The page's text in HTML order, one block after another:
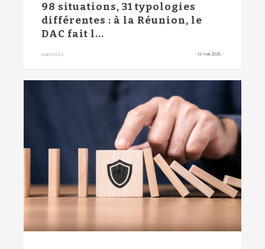
98 situations, 31 typologies
différentes : à la Réunion, le
DAC fait l...
ABONNÉS - 15 mai 2026 -